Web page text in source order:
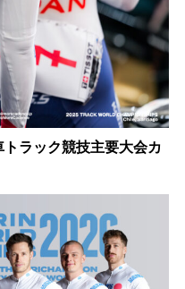
トラック競技主要大会カ